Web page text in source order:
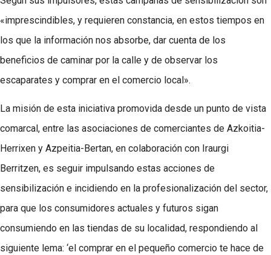
«imprescindibles, y requieren constancia, en estos tiempos en
los que la información nos absorbe, dar cuenta de los
beneficios de caminar por la calle y de observar los
escaparates y comprar en el comercio local».
La misión de esta iniciativa promovida desde un punto de vista
comarcal, entre las asociaciones de comerciantes de Azkoitia-
Herrixen y Azpeitia-Bertan, en colaboración con Iraurgi
Berritzen, es seguir impulsando estas acciones de
sensibilización e incidiendo en la profesionalización del sector,
para que los consumidores actuales y futuros sigan
consumiendo en las tiendas de su localidad, respondiendo al
siguiente lema: ‘el comprar en el pequeño comercio te hace de